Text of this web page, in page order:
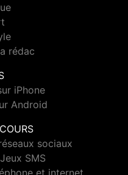
rédac
iPhone
Android
sociaux
SMS